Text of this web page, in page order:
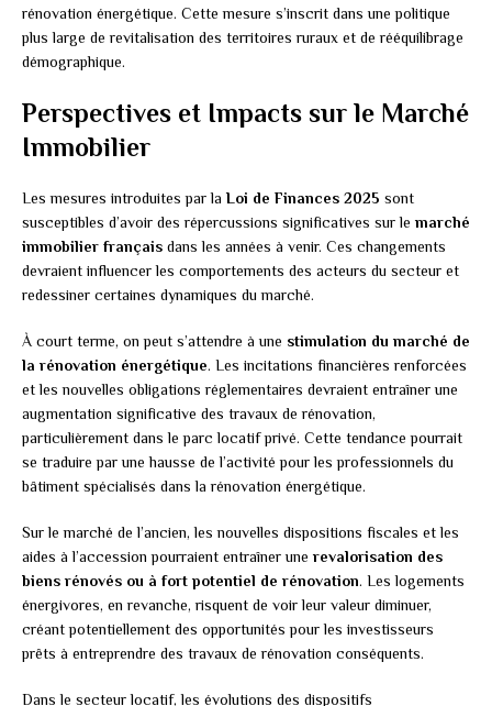
rénovation énergétique. Cette mesure s’inscrit dans une politique
plus large de revitalisation des territoires ruraux et de rééquilibrage
démographique.
Perspectives et Impacts sur le Marché
Immobilier
Les mesures introduites par laLoi de Finances 2025 sont
susceptibles d’avoir des répercussions significatives sur le marché
immobilier français dans les années à venir. Ces changements
devraient influencer les comportements des acteurs du secteur et
redessiner certaines dynamiques du marché.
À court terme, on peut s’attendre à une stimulation du marché de
la rénovation énergétique. Les incitations financières renforcées
et les nouvelles obligations réglementaires devraient entraîner une
augmentation significative des travaux de rénovation,
particulièrement dans le parc locatif privé. Cette tendance pourrait
se traduire par une hausse de l’activité pour les professionnels du
bâtiment spécialisés dans la rénovation énergétique.
Sur le marché de l’ancien, les nouvelles dispositions fiscales et les
aides à l’accession pourraient entraîner une revalorisation des
biens rénovés ou à fort potentiel de rénovation. Les logements
énergivores, en revanche, risquent de voir leur valeur diminuer,
créant potentiellement des opportunités pour les investisseurs
prêts à entreprendre des travaux de rénovation conséquents.
Dans le secteur locatif, les évolutions des dispositifs